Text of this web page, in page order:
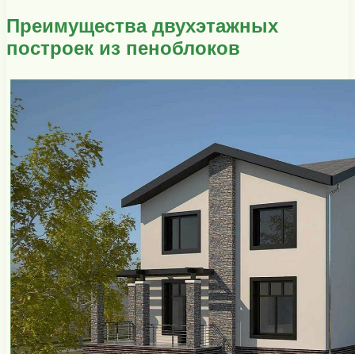
Преимущества двухэтажных
построек из пеноблоков